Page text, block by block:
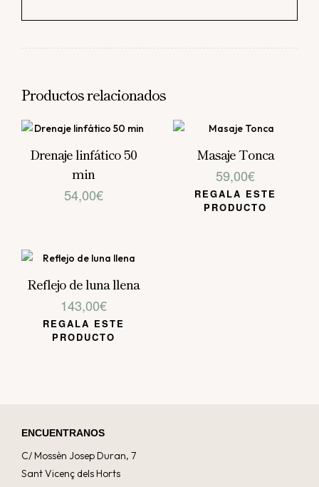
Productos relacionados
Drenaje linfático 50
min
54,00€
Masaje Tonca
59,00€
REGALA ESTE
PRODUCTO
Reflejo de luna llena
143,00€
REGALA ESTE
PRODUCTO
ENCUENTRANOS
C/ Mossèn Josep Duran, 7
Sant Vicenç dels Horts